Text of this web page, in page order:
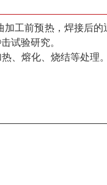
工前预热，焊接后的
试验研究。
、熔化、烧结等处理。